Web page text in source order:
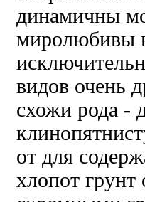
динамичны
миролюбивы
видов очень
схожи рода -
от для
хлопот грунт